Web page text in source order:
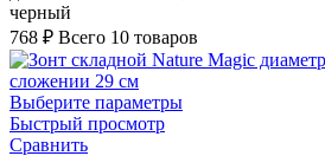
черный
768 ₽ Всего 10 товаров
Выберите параметры
Быстрый просмотр
Сравнить